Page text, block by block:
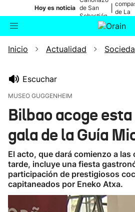
Hoy es noticia de San
Sebastián
de La
Buscador
Eguraldia
Inicio Actualidad
Escuchar
MUSEO GUGGENHEIM
Bilbao acoge
gala de la Guía
El acto, que dará comienzo a las
tarde, incluye una fiesta
participación de prestigiosos
capitaneados por Eneko Atxa.